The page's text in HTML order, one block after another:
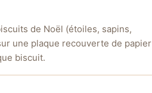
de Noël (étoiles, sapins,
une plaque recouverte de papier
biscuit.